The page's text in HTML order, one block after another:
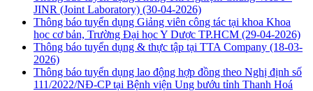
JINR (Joint Laboratory) (30-04-2026)
Thông báo tuyển dụng Giảng viên công tác tại khoa Khoa
học cơ bản, Trường Đại học Y Dược TP.HCM (29-04-2026)
Thông báo tuyển dụng & thực tập tại TTA Company (18-03-
2026)
Thông báo tuyển dụng lao động hợp đồng theo Nghị định số
111/2022/NĐ-CP tại Bệnh viện Ung bướu tỉnh Thanh Hoá